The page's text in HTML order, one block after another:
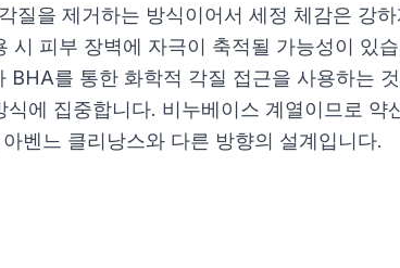
질을 제거하는 방식이어서 세정 체감은 강하
시 피부 장벽에 자극이 축적될 가능성이 있
BHA를 통한 화학적 각질 접근을 사용하는
식에 집중합니다. 비누베이스 계열이므로 약
벤느 클리낭스와 다른 방향의 설계입니다.